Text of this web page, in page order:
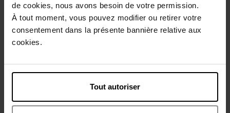
de cookies, nous avons besoin de votre permission.
À tout moment, vous pouvez modifier ou retirer votre
consentement dans la présente bannière relative aux
cookies.
Tout autoriser
KOGAÏ FOR HER